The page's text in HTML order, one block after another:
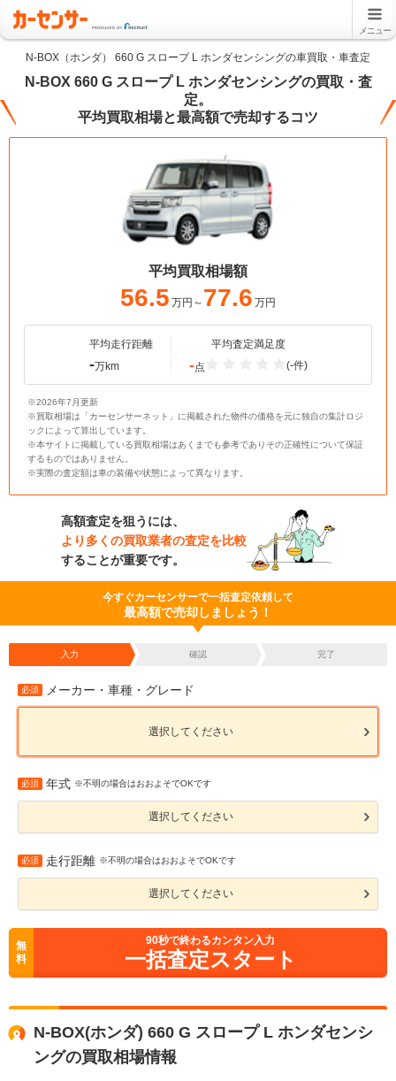
メニュー
N-BOX（ホンダ） 660 G スロープ L ホンダセンシングの車買取・車査定
N-BOX 660 G スロープ L ホンダセンシングの買取・査
定。
平均買取相場と最高額で売却するコツ
平均買取相場額
56.5 万円～ 77.6 万円
平均走行距離
-万km
平均査定満足度
-点 (-件)
※2026年7月更新
※買取相場は「カーセンサーネット」に掲載された物件の価格を元に独自の集計ロジ
ックによって算出しています。
※本サイトに掲載している買取相場はあくまでも参考でありその正確性について保証
するものではありません。
※実際の査定額は車の装備や状態によって異なります。
高額査定を狙うには、
より多くの買取業者の査定を比較
することが重要です。
今すぐカーセンサーで一括査定依頼して
最高額で売却しましょう！
入力 確認 完了
必須 メーカー・車種・グレード
選択してください
必須 年式 ※不明の場合はおおよそでOKです
選択してください
必須 走行距離 ※不明の場合はおおよそでOKです
選択してください
無
料
90秒で終わるカンタン入力
一括査定スタート
N-BOX(ホンダ) 660 G スロープ L ホンダセンシ
ングの買取相場情報